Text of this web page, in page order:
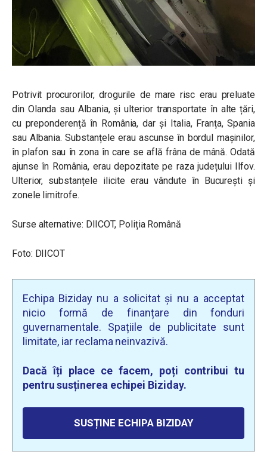
Potrivit procurorilor, drogurile de mare risc erau preluate
din Olanda sau Albania, și ulterior transportate în alte țări,
cu preponderență în România, dar și Italia, Franța, Spania
sau Albania. Substanțele erau ascunse în bordul mașinilor,
în plafon sau în zona în care se află frâna de mână. Odată
ajunse în România, erau depozitate pe raza județului Ilfov.
Ulterior, substanțele ilicite erau vândute în București și
zonele limitrofe.
Surse alternative: DIICOT, Poliția Română
Foto: DIICOT
Echipa Biziday nu a solicitat și nu a acceptat
nicio formă de finanțare din fonduri
guvernamentale. Spațiile de publicitate sunt
limitate, iar reclama neinvazivă.
Dacă îți place ce facem, poți contribui tu
pentru susținerea echipei Biziday.
SUSȚINE ECHIPA BIZIDAY